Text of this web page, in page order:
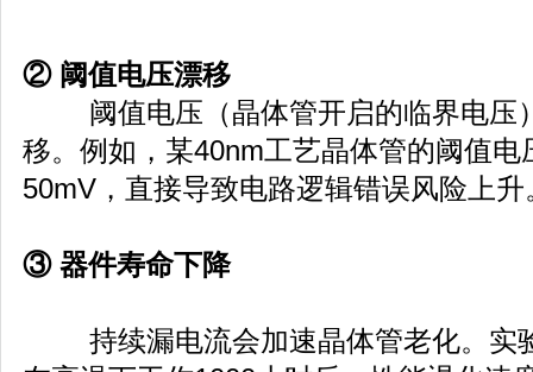
② 阈值电压漂移
阈值电压（晶体管开启的临界电压
移。例如，某40nm工艺晶体管的阈值电
50mV，直接导致电路逻辑错误风险上升
③ 器件寿命下降
持续漏电流会加速晶体管老化。实